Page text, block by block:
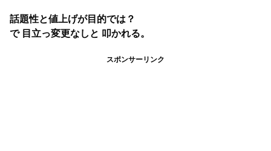
話題性と値上げが目的では？
で 目立っ変更なしと 叩かれる。
スポンサーリンク